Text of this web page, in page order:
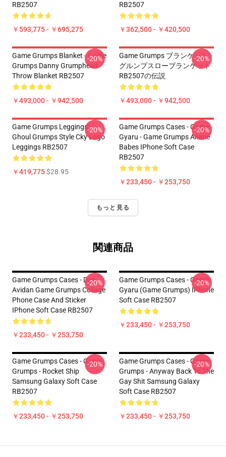
RB2507
￥593,775 - ￥695,275
RB2507
￥362,500 - ￥420,500
Game Grumps Blanket - Game
Grumps Danny Grumphead
Throw Blanket RB2507
￥493,000 - ￥942,500
-20%
Game Grumps ブランケット -
グルンプスローブランケット
RB2507の伝説
￥493,000 - ￥942,500
-20%
Game Grumps Leggings -
Ghoul Grumps Style Cky Logo
Leggings RB2507
￥419,775$28.95
-20%
Game Grumps Cases - Game
Gyaru - Game Grumps Anime
Babes IPhone Soft Case
RB2507
￥233,450 - ￥253,750
-20%
もっと見る
関連商品
Game Grumps Cases - Dan
Avidan Game Grumps Collage
Phone Case And Sticker
IPhone Soft Case RB2507
￥233,450 - ￥253,750
-20%
Game Grumps Cases - Game
Gyaru (Game Grumps) IPhone
Soft Case RB2507
￥233,450 - ￥253,750
-20%
Game Grumps Cases - Game
Grumps - Rocket Ship
Samsung Galaxy Soft Case
RB2507
￥233,450 - ￥253,750
-20%
Game Grumps Cases - Game
Grumps - Anyway Back To The
Gay Shit Samsung Galaxy
Soft Case RB2507
￥233,450 - ￥253,750
-20%